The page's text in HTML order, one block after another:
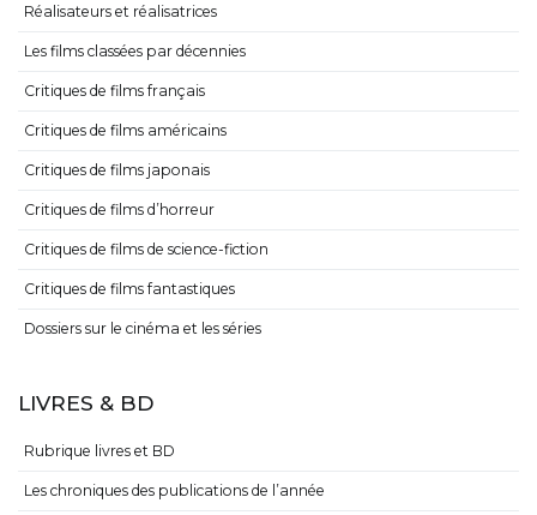
Réalisateurs et réalisatrices
Les films classées par décennies
Critiques de films français
Critiques de films américains
Critiques de films japonais
Critiques de films d’horreur
Critiques de films de science-fiction
Critiques de films fantastiques
Dossiers sur le cinéma et les séries
LIVRES & BD
Rubrique livres et BD
Les chroniques des publications de l’année